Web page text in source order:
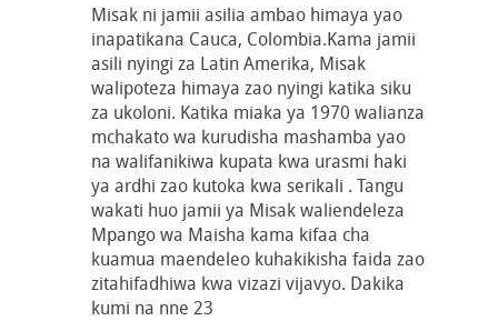
Misak ni jamii asilia ambao himaya yao
inapatikana Cauca, Colombia.Kama jamii
asili nyingi za Latin Amerika, Misak
walipoteza himaya zao nyingi katika siku
za ukoloni. Katika miaka ya 1970 walianza
mchakato wa kurudisha mashamba yao
na walifanikiwa kupata kwa urasmi haki
ya ardhi zao kutoka kwa serikali . Tangu
wakati huo jamii ya Misak waliendeleza
Mpango wa Maisha kama kifaa cha
kuamua maendeleo kuhakikisha faida zao
zitahifadhiwa kwa vizazi vijavyo. Dakika
kumi na nne 23